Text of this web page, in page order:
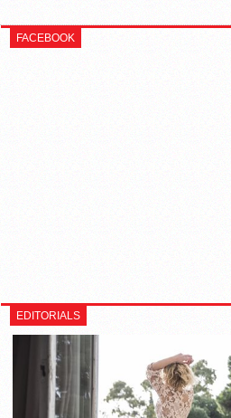
FACEBOOK
EDITORIALS